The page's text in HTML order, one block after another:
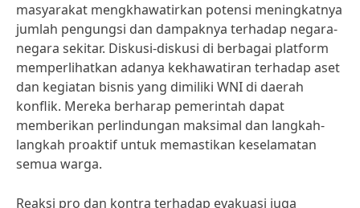
masyarakat mengkhawatirkan potensi meningkatnya
jumlah pengungsi dan dampaknya terhadap negara-
negara sekitar. Diskusi-diskusi di berbagai platform
memperlihatkan adanya kekhawatiran terhadap aset
dan kegiatan bisnis yang dimiliki WNI di daerah
konflik. Mereka berharap pemerintah dapat
memberikan perlindungan maksimal dan langkah-
langkah proaktif untuk memastikan keselamatan
semua warga.
Reaksi pro dan kontra terhadap evakuasi juga